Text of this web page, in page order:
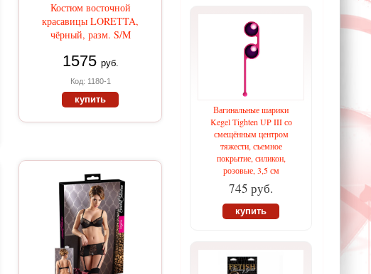
Костюм восточной
красавицы LORETTA,
чёрный, разм. S/M
1575 руб.
Код: 1180-1
купить
Вагинальные шарики
Kegel Tighten UP III со
смещённым центром
тяжести, съемное
покрытие, силикон,
розовые, 3,5 см
745 руб.
купить